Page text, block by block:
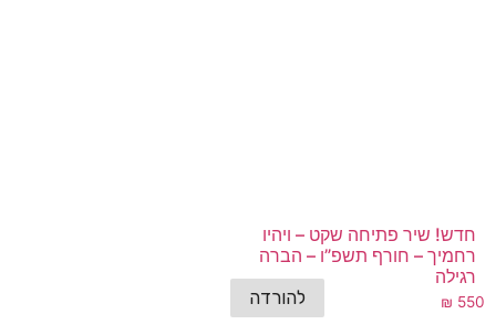
להורדה
חדש! שיר פתיחה שקט – ויהיו
רחמיך – חורף תשפ”ו – הברה
רגילה
₪ 550